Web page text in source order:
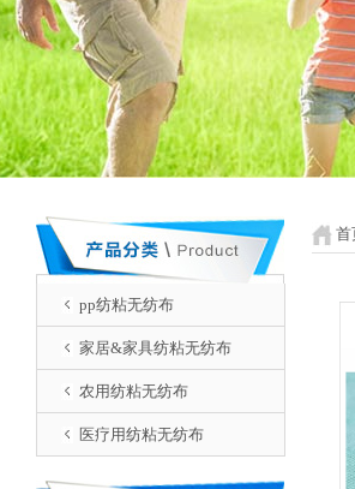
pp纺粘无纺布
家居&家具纺粘无纺布
农用纺粘无纺布
医疗用纺粘无纺布
首